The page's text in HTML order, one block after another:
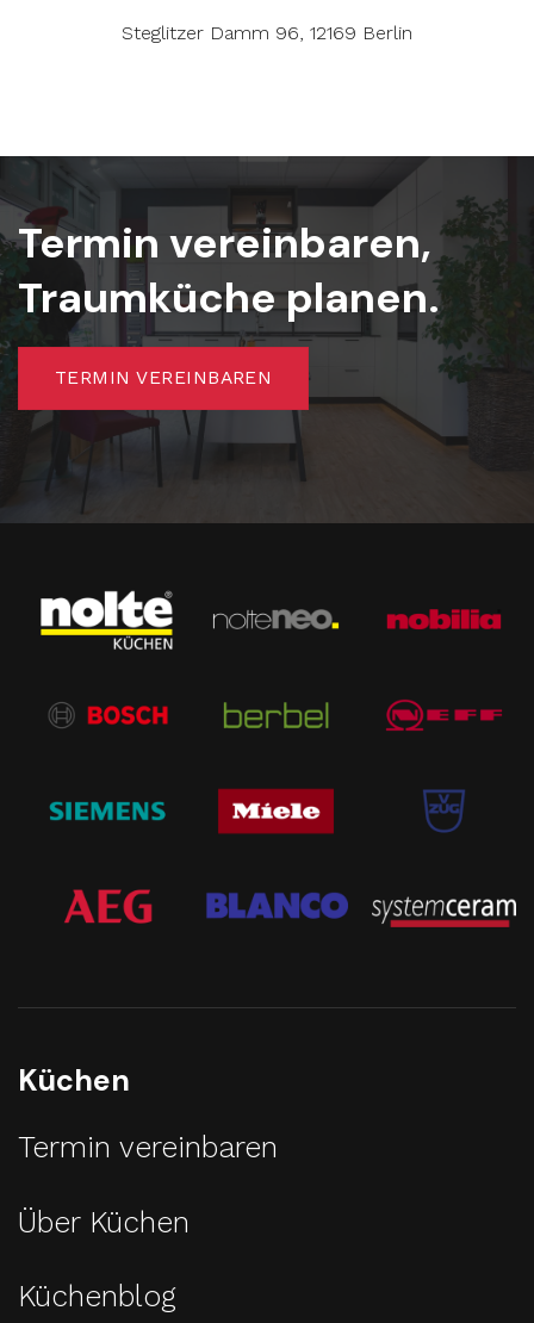
Steglitzer Damm 96, 12169 Berlin
Termin vereinbaren,
Traumküche planen.
TERMIN VEREINBAREN
Küchen
Termin vereinbaren
Über Küchen
Küchenblog